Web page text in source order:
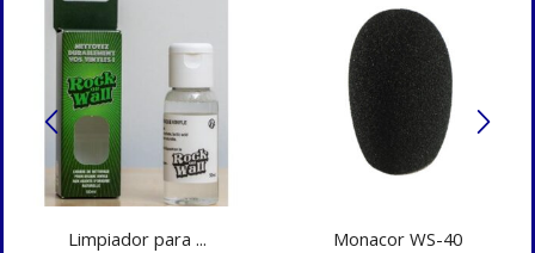
Limpiador para ... Monacor WS-40